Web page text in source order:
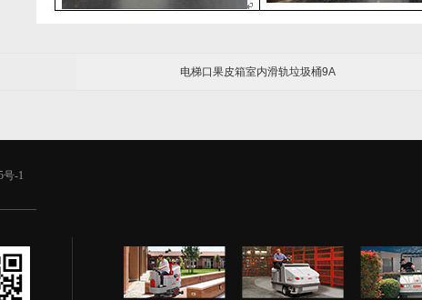
电梯口果皮箱室内滑轨垃圾桶9A
号-1